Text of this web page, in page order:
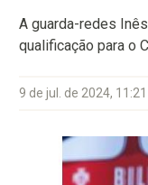
A guarda-redes
qualificação para o
9 de jul. de 2024, 11:21